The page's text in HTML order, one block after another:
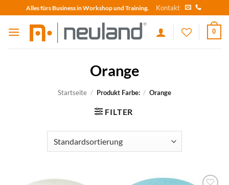
to
content
Alles fürs Business in Workshop und Training. Kontakt
0
Orange
Startseite / Produkt Farbe: / Orange
FILTER